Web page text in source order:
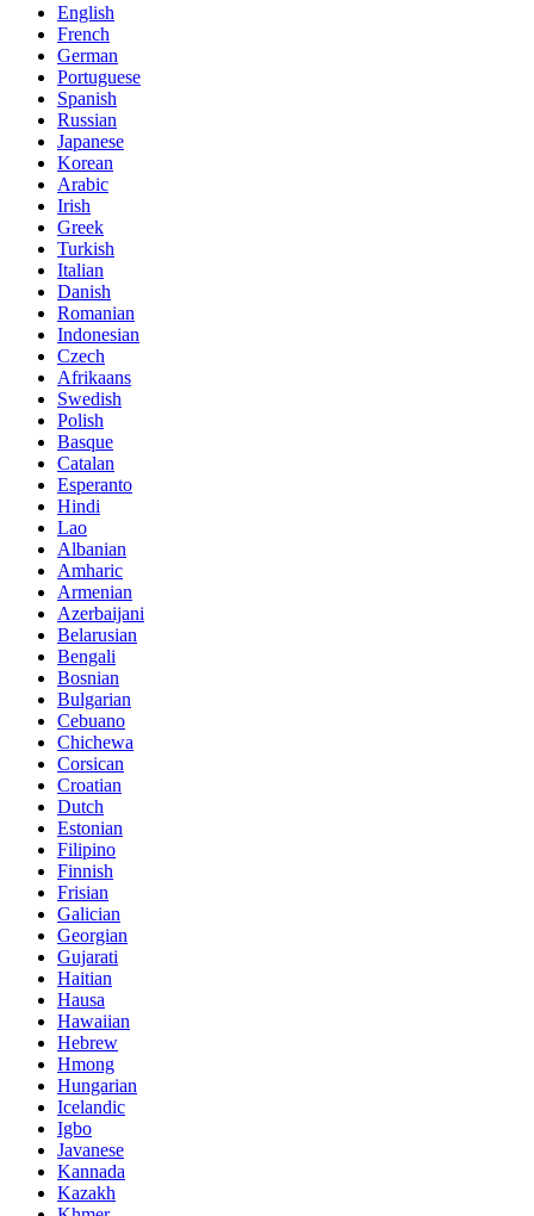
English
French
German
Portuguese
Spanish
Russian
Japanese
Korean
Arabic
Irish
Greek
Turkish
Italian
Danish
Romanian
Indonesian
Czech
Afrikaans
Swedish
Polish
Basque
Catalan
Esperanto
Hindi
Lao
Albanian
Amharic
Armenian
Azerbaijani
Belarusian
Bengali
Bosnian
Bulgarian
Cebuano
Chichewa
Corsican
Croatian
Dutch
Estonian
Filipino
Finnish
Frisian
Galician
Georgian
Gujarati
Haitian
Hausa
Hawaiian
Hebrew
Hmong
Hungarian
Icelandic
Igbo
Javanese
Kannada
Kazakh